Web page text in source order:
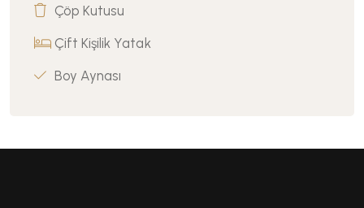
Çöp Kutusu
Çift Kişilik Yatak
Boy Aynası